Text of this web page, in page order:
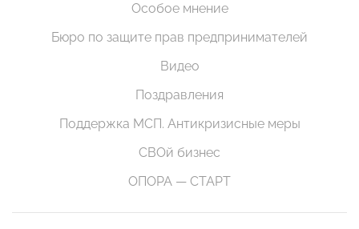
Особое мнение
Бюро по защите прав предпринимателей
Видео
Поздравления
Поддержка МСП. Антикризисные меры
СВОй бизнес
ОПОРА — СТАРТ